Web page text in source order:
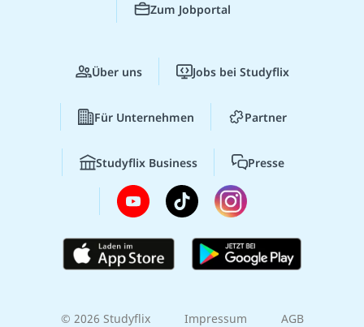
Zum Jobportal
Über uns Jobs bei Studyflix
Für Unternehmen Partner
Studyflix Business Presse
© 2026 Studyflix Impressum AGB